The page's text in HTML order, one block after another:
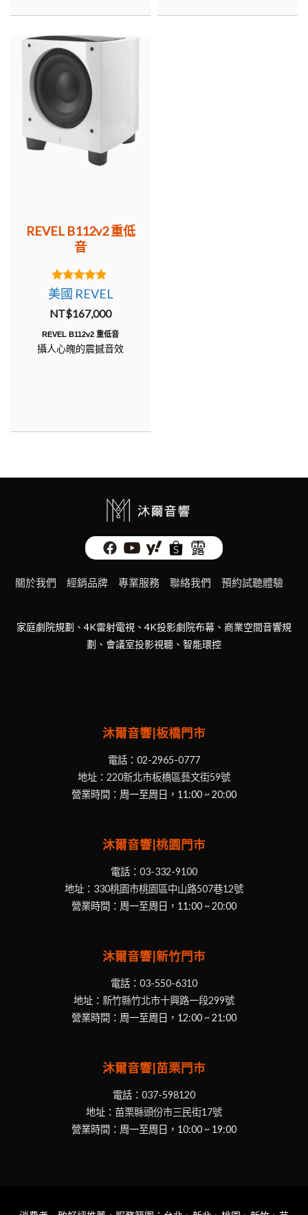
REVEL B112v2 重低
音
5.00
out of 5
美國 REVEL
NT$167,000
REVEL B112v2 重低音
攝人心魄的震撼音效
關於我們 經銷品牌 專業服務 聯絡我們 預約試聽體驗
家庭劇院規劃、4K雷射電視、4K投影劇院布幕、商業空間音響規
劃、會議室投影視聽、智能環控
沐爾音響|板橋門市
電話： 02-2965-0777
地址： 220新北市板橋區藝文街59號
營業時間：周一至周日，11:00 ~ 20:00
沐爾音響|桃園門市
電話： 03-332-9100
地址： 330桃園市桃園區中山路507巷12號
營業時間：周一至周日，11:00 ~ 20:00
沐爾音響|新竹門市
電話： 03-550-6310
地址： 新竹縣竹北市十興路一段299號
營業時間：周一至周日，12:00 ~ 21:00
沐爾音響|苗栗門市
電話： 037-598120
地址： 苗栗縣頭份市三民街17號
營業時間：周一至周日，10:00 ~ 19:00